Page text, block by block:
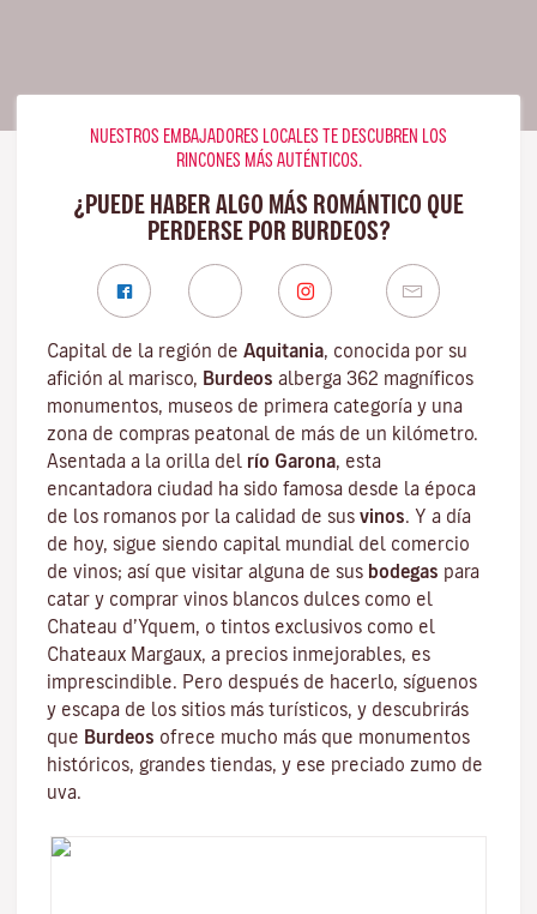
NUESTROS EMBAJADORES LOCALES TE DESCUBREN LOS
RINCONES MÁS AUTÉNTICOS.
¿PUEDE HABER ALGO MÁS ROMÁNTICO QUE
PERDERSE POR BURDEOS?
Capital de la región de Aquitania, conocida por su
afición al marisco, Burdeos alberga 362 magníficos
monumentos, museos de primera categoría y una
zona de compras peatonal de más de un kilómetro.
Asentada a la orilla del río Garona, esta
encantadora ciudad ha sido famosa desde la época
de los romanos por la calidad de sus vinos. Y a día
de hoy, sigue siendo capital mundial del comercio
de vinos; así que visitar alguna de sus bodegas para
catar y comprar vinos blancos dulces como el
Chateau d’Yquem, o tintos exclusivos como el
Chateaux Margaux, a precios inmejorables, es
imprescindible. Pero después de hacerlo, síguenos
y escapa de los sitios más turísticos, y descubrirás
que Burdeos ofrece mucho más que monumentos
históricos, grandes tiendas, y ese preciado zumo de
uva.